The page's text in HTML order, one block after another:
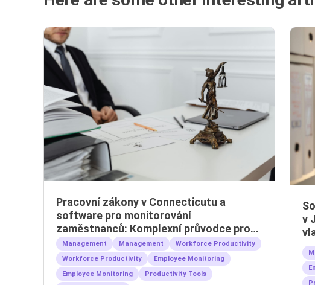
Pracovní zákony v Connecticutu a
software pro monitorování
zaměstnanců: Komplexní průvodce pro
zaměstnavatele
Management Management
Workforce Productivity
Workforce Productivity
Employee Monitoring
Employee Monitoring
Productivity Tools
v